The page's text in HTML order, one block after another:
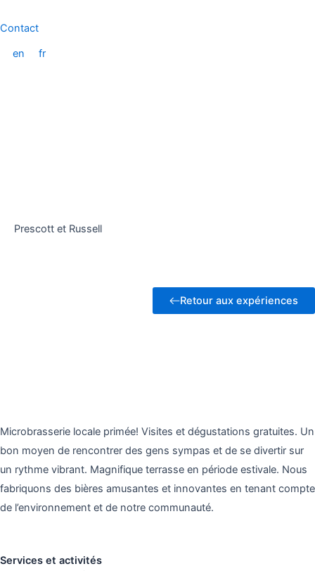
au
Contact
en fr
Prescott et Russell
Retour aux expériences
Microbrasserie locale primée! Visites et dégustations gratuites. Un
bon moyen de rencontrer des gens sympas et de se divertir sur
un rythme vibrant. Magnifique terrasse en période estivale. Nous
fabriquons des bières amusantes et innovantes en tenant compte
de l’environnement et de notre communauté.
Services et activités